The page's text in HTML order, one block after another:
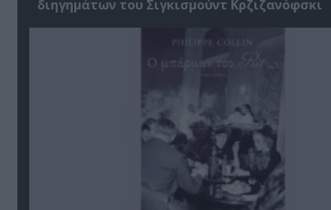
διηγημάτων του Σιγκισμούντ Κρζιζανόφσκι